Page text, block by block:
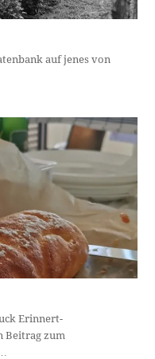
auf jenes von
Erinnert-
Beitrag zum